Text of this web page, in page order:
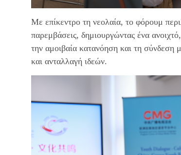
Με επίκεντρο τη νεολαία, το φόρουμ
παρεμβάσεις, δημιουργώντας ένα
την αμοιβαία κατανόηση και τη
και ανταλλαγή ιδεών.